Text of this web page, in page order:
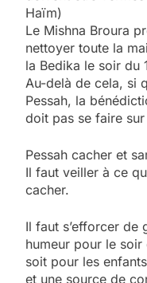
Haïm)
Le Mishna Broura
nettoyer toute la
la Bedika le soir du
Au-delà de cela, si
Pessah, la
doit pas se faire
Pessah cacher et
Il faut veiller à ce
cacher.
Il faut s’efforcer de
humeur pour le
soit pour les
et une source de